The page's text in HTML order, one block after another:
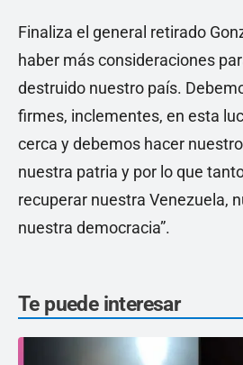
Finaliza el general retirado
haber más consideraciones
destruido nuestro país.
firmes, inclementes, en esta
cerca y debemos hacer
nuestra patria y por lo que
recuperar nuestra Venezuela,
nuestra democracia”.
Te puede interesar